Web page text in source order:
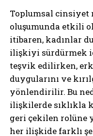
Toplumsal cinsiyet
oluşumunda etkili
itibaren, kadınlar
ilişkiyi sürdürmek
teşvik edilirken,
duygularını ve
yönlendirilir. Bu
ilişkilerde sıklıkla
geri çekilen rolüne
her ilişkide farklı